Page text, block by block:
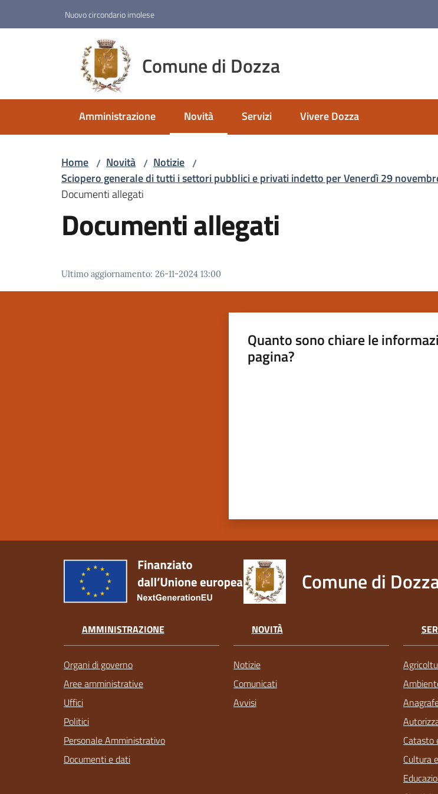
Nuovo circondario imolese
Comune di Dozza
Amministrazione Novità
Menu selezionato
Servizi Vivere Dozza
Home / Novità / Notizie /
Sciopero generale di tutti i settori pubblici e privati indetto per Venerdì 29
Documenti allegati
Documenti allegati
Ultimo aggiornamento: 26-11-2024 13:00
Quanto sono chiare le
pagina?
Comune di
AMMINISTRAZIONE
Organi di governo
Aree amministrative
Uffici
Politici
Personale Amministrativo
Documenti e dati
NOVITÀ
Notizie
Comunicati
Avvisi
Catasto
Cultura